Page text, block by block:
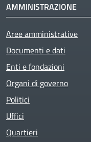
AMMINISTRAZIONE
Aree amministrative
Documenti e dati
Enti e fondazioni
Organi di governo
Politici
Uffici
Quartieri